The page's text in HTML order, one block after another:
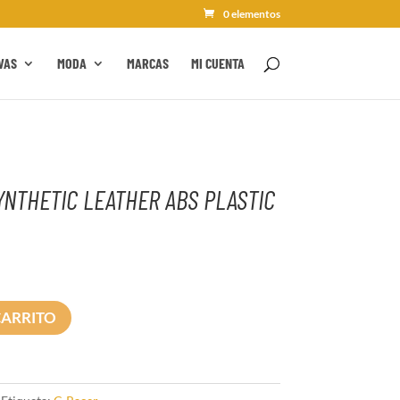
0 elementos
MODA MARCAS MI CUENTA
LEATHER ABS PLASTIC